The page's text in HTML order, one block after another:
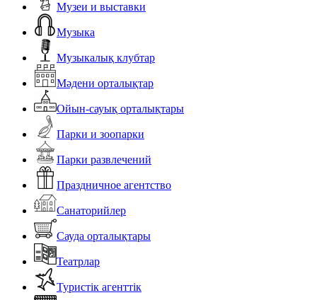
Музеи и выставки
Музыка
Музыкалық клубтар
Мәдени орталықтар
Ойын-сауық орталықтары
Парки и зоопарки
Парки развлечений
Праздничное агентство
Санаторийлер
Сауда орталықтары
Театрлар
Туристік агенттік